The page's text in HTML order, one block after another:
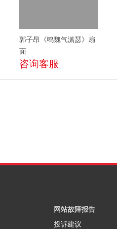
郭子昂《鸣魏气潇瑟》扇
面
咨询客服
网站故障报告
投诉建议